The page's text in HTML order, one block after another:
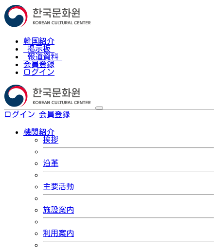
韓国紹介
掲示板
報道資料
会員登録
ログイン
ログイン 会員登録
機関紹介
挨拶
沿革
主要活動
施設案内
利用案内